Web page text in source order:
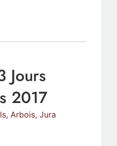
Jours
2017
Arbois, Jura